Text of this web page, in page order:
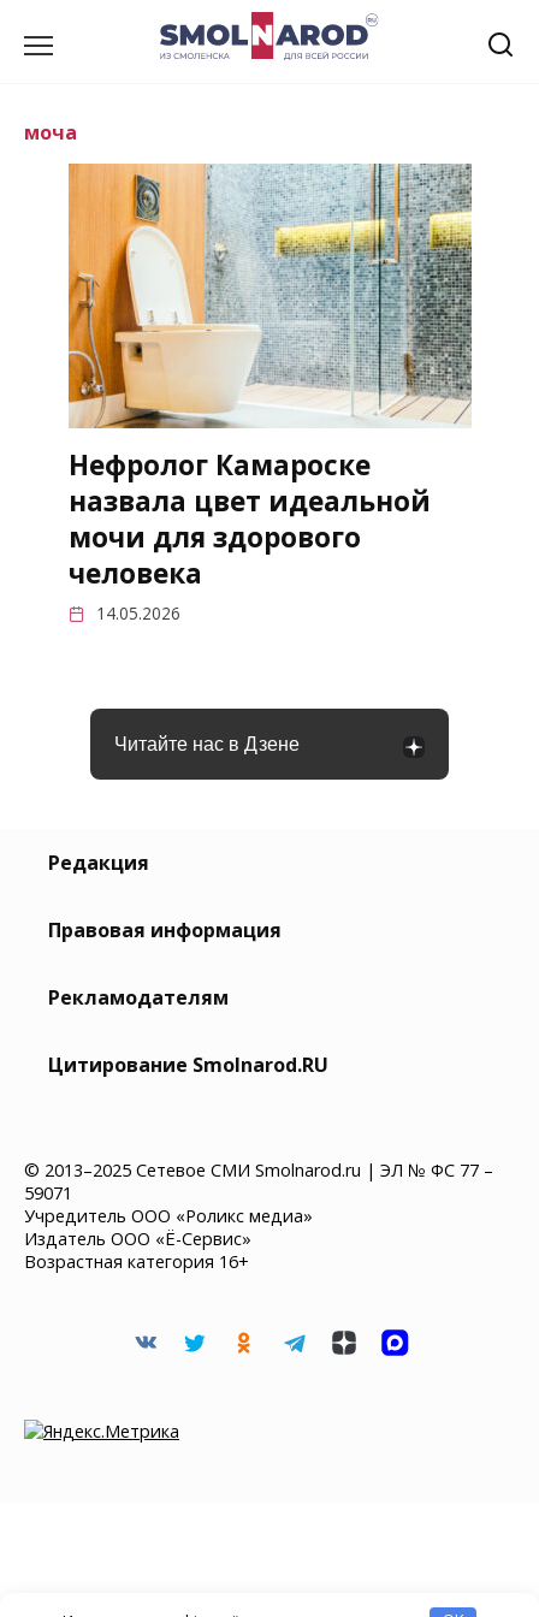
моча
Нефролог Камароске
назвала цвет идеальной
мочи для здорового
человека
14.05.2026
Читайте нас в Дзене
Редакция
Правовая информация
Рекламодателям
Цитирование Smolnarod.RU
© 2013–2025 Сетевое СМИ Smolnarod.ru | ЭЛ № ФС 77 –
59071
Учредитель ООО «Роликс медиа»
Издатель ООО «Ё-Сервис»
Возрастная категория 16+